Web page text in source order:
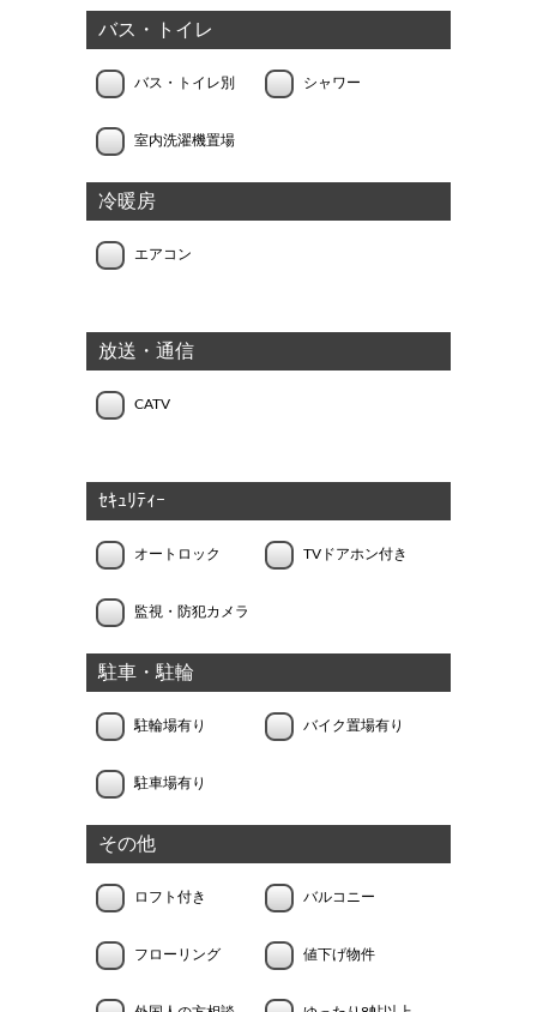
バス・トイレ
バス・トイレ別 シャワー
室内洗濯機置場
冷暖房
エアコン
放送・通信
CATV
ｾｷｭﾘﾃｨｰ
オートロック TVドアホン付き
監視・防犯カメラ
駐車・駐輪
駐輪場有り バイク置場有り
駐車場有り
その他
ロフト付き バルコニー
フローリング 値下げ物件